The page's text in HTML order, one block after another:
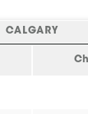
CALGARY